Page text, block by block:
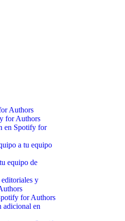
Authors
for Authors
en Spotify for
a tu equipo
equipo de
editoriales y
for Authors
adicional en